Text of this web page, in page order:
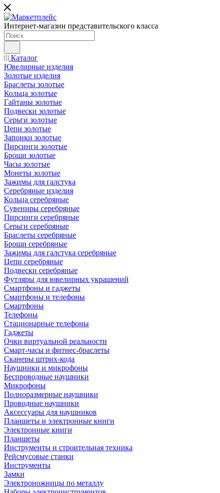
Интернет-магазин представительского класса
Каталог
Ювелирные изделия
Золотые изделия
Браслеты золотые
Кольца золотые
Гайтаны золотые
Подвески золотые
Серьги золотые
Цепи золотые
Запонки золотые
Пирсинги золотые
Броши золотые
Часы золотые
Монеты золотые
Зажимы для галстука
Серебряные изделия
Кольца серебряные
Сувениры серебряные
Пирсинги серебряные
Серьги серебряные
Браслеты серебряные
Броши серебряные
Зажимы для галстука серебряные
Цепи серебряные
Подвески серебряные
Футляры для ювелирных украшений
Смартфоны и гаджеты
Смартфоны и телефоны
Смартфоны
Телефоны
Стационарные телефоны
Гаджеты
Очки виртуальной реальности
Смарт-часы и фитнес-браслеты
Сканеры штрих-кода
Наушники и микрофоны
Беспроводные наушники
Микрофоны
Полноразмерные наушники
Проводные наушники
Аксессуары для наушников
Планшеты и электронные книги
Электронные книги
Планшеты
Инструменты и строительная техника
Рейсмусовые станки
Инструменты
Замки
Электроножницы по металлу